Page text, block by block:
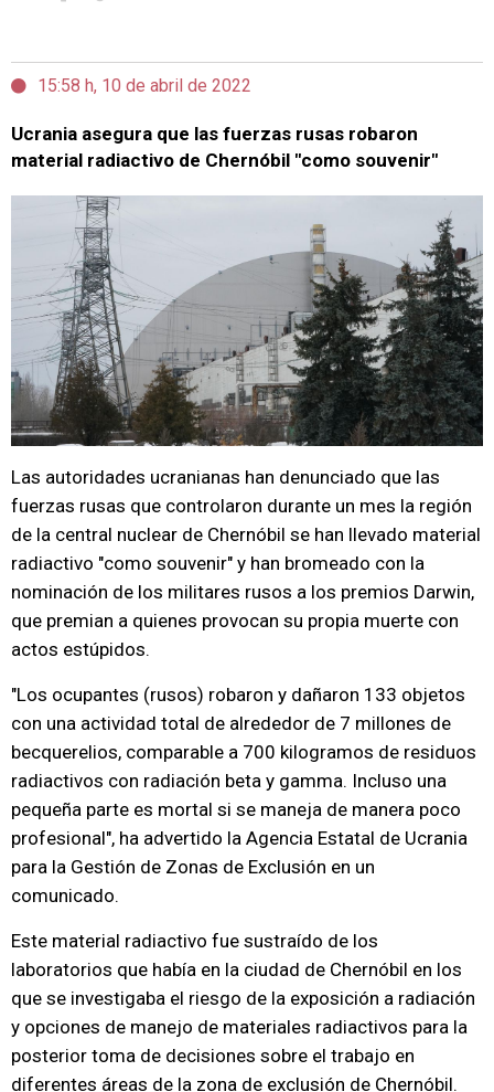
15:58 h, 10 de abril de 2022
Ucrania asegura que las fuerzas rusas robaron
material radiactivo de Chernóbil "como souvenir"
Las autoridades ucranianas han denunciado que las
fuerzas rusas que controlaron durante un mes la región
de la central nuclear de Chernóbil se han llevado material
radiactivo "como souvenir" y han bromeado con la
nominación de los militares rusos a los premios Darwin,
que premian a quienes provocan su propia muerte con
actos estúpidos.
"Los ocupantes (rusos) robaron y dañaron 133 objetos
con una actividad total de alrededor de 7 millones de
becquerelios, comparable a 700 kilogramos de residuos
radiactivos con radiación beta y gamma. Incluso una
pequeña parte es mortal si se maneja de manera poco
profesional", ha advertido la Agencia Estatal de Ucrania
para la Gestión de Zonas de Exclusión en un
comunicado.
Este material radiactivo fue sustraído de los
laboratorios que había en la ciudad de Chernóbil en los
que se investigaba el riesgo de la exposición a radiación
y opciones de manejo de materiales radiactivos para la
posterior toma de decisiones sobre el trabajo en
diferentes áreas de la zona de exclusión de Chernóbil.